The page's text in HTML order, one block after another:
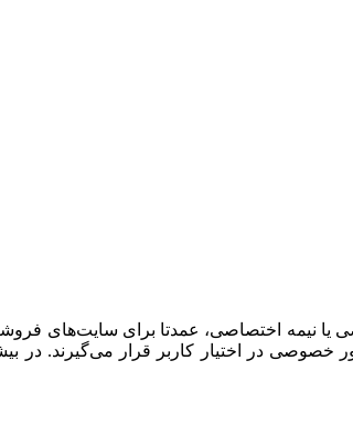
نیمه اختصاصی، عمدتا برای سایت‌های
خصوصی در اختیار کاربر قرار می‌گیرند. در